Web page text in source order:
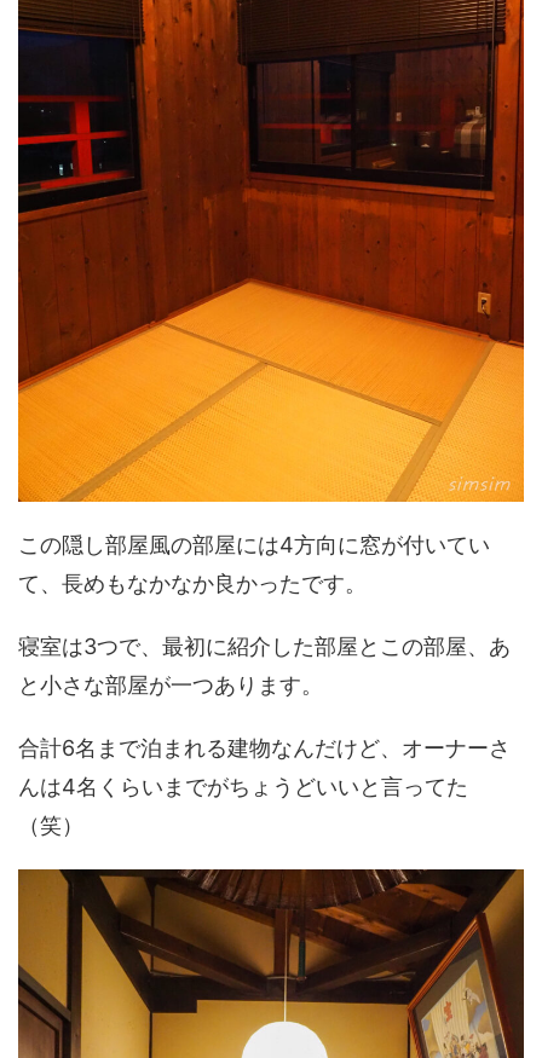
この隠し部屋風の部屋には4方向に窓が付いてい
て、長めもなかなか良かったです。
寝室は3つで、最初に紹介した部屋とこの部屋、あ
と小さな部屋が一つあります。
合計6名まで泊まれる建物なんだけど、オーナーさ
んは4名くらいまでがちょうどいいと言ってた
（笑）